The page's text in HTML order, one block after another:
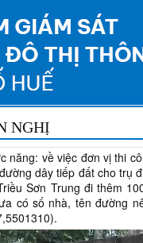
NGHỊ
năng: về việc đơn vị thi
dây tiếp đất cho trụ
Sơn Trung đi thêm
có số nhà, tên đường